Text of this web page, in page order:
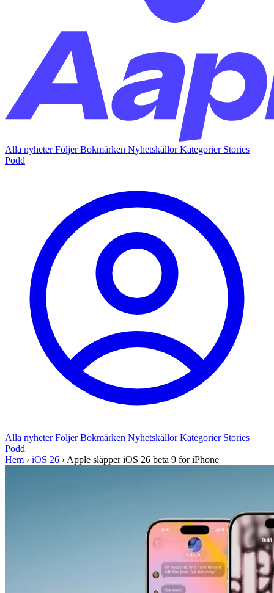
Alla nyheterFöljerBokmärken NyhetskällorKategorier Stories
Podd
Alla nyheterFöljerBokmärken NyhetskällorKategorier Stories
Podd
Hem › iOS 26 › Apple släpper iOS 26 beta 9 för iPhone